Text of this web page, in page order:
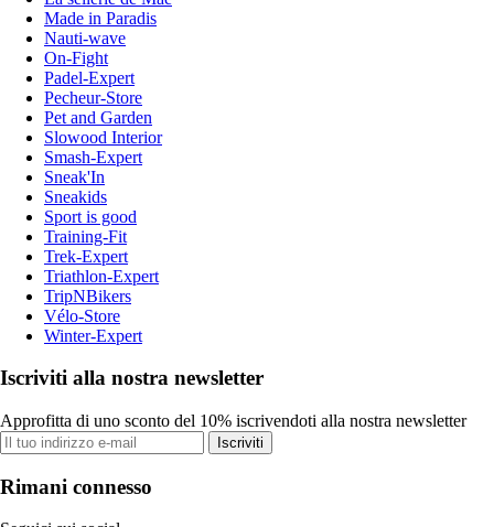
Made in Paradis
Nauti-wave
On-Fight
Padel-Expert
Pecheur-Store
Pet and Garden
Slowood Interior
Smash-Expert
Sneak'In
Sneakids
Sport is good
Training-Fit
Trek-Expert
Triathlon-Expert
TripNBikers
Vélo-Store
Winter-Expert
Iscriviti alla nostra newsletter
Approfitta di uno sconto del 10% iscrivendoti alla nostra newsletter
Iscriviti
Rimani connesso